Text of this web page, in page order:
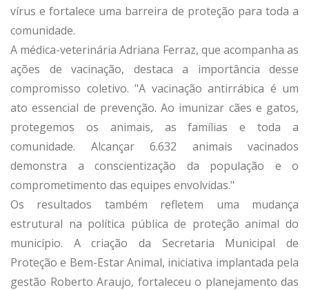
vírus e fortalece uma barreira de proteção para toda a
comunidade.
A médica-veterinária Adriana Ferraz, que acompanha as
ações de vacinação, destaca a importância desse
compromisso coletivo. "A vacinação antirrábica é um
ato essencial de prevenção. Ao imunizar cães e gatos,
protegemos os animais, as famílias e toda a
comunidade. Alcançar 6.632 animais vacinados
demonstra a conscientização da população e o
comprometimento das equipes envolvidas."
Os resultados também refletem uma mudança
estrutural na política pública de proteção animal do
município. A criação da Secretaria Municipal de
Proteção e Bem-Estar Animal, iniciativa implantada pela
gestão Roberto Araujo, fortaleceu o planejamento das